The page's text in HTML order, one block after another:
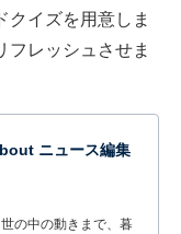
クイズを用意しま
フレッシュさせま
ニュース編集
の中の動きまで、暮